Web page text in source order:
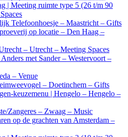
| Meeting ruimte type 5 (26 t/m 90
Telefoonhoesje – Maastricht – Gifts
op locatie – Den Haag –
– Utrecht – Meeting Spaces
met Sander – Westervoort –
– Venue
– Doetinchem – Gifts
keuzemenu | Hengelo – Hengelo –
Zangeres – Zwaag – Music
op de grachten van Amsterdam –